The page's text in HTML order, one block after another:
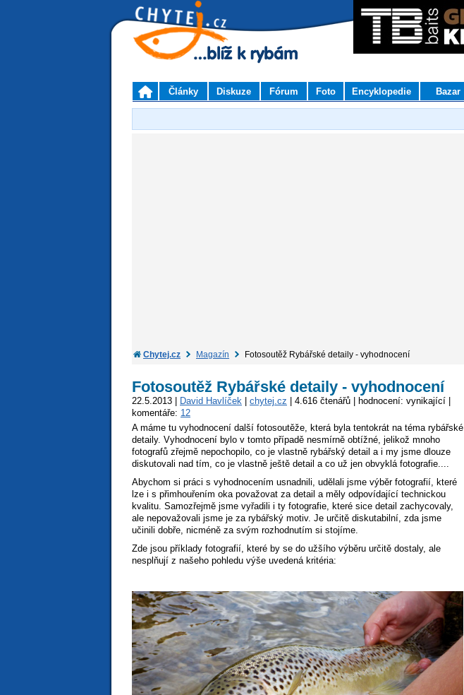
Články Diskuze Fórum Foto Encyklopedie Bazar
Chytej.cz Magazín Fotosoutěž Rybářské detaily - vyhodnocení
Fotosoutěž Rybářské detaily - vyhodnocení
22.5.2013 | David Havlíček chytej.cz | 4.616 čtenářů | hodnocení: vynikající |
komentáře: 12
A máme tu vyhodnocení další fotosoutěže, která byla tentokrát na téma rybářské
detaily. Vyhodnocení bylo v tomto případě nesmírně obtížné, jelikož mnoho
fotografů zřejmě nepochopilo, co je vlastně rybářský detail a i my jsme dlouze
diskutovali nad tím, co je vlastně ještě detail a co už jen obvyklá fotografie....
Abychom si práci s vyhodnocením usnadnili, udělali jsme výběr fotografií, které
lze i s přimhouřením oka považovat za detail a měly odpovídající technickou
kvalitu. Samozřejmě jsme vyřadili i ty fotografie, které sice detail zachycovaly,
ale nepovažovali jsme je za rybářský motiv. Je určitě diskutabilní, zda jsme
učinili dobře, nicméně za svým rozhodnutím si stojíme.
Zde jsou příklady fotografií, které by se do užšího výběru určitě dostaly, ale
nesplňují z našeho pohledu výše uvedená kritéria: